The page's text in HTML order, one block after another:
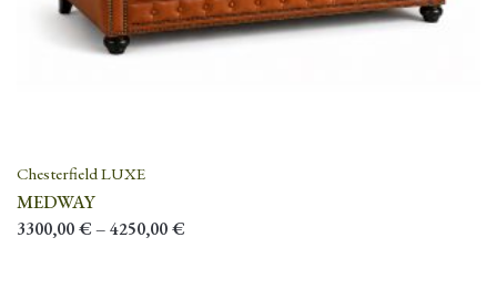
Chesterfield LUXE
MEDWAY
3300,00€–4250,00€